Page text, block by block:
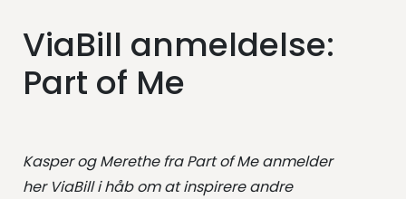
ViaBill anmeldelse:
Part of Me
Kasper og Merethe fra Part of Me anmelder
her ViaBill i håb om at inspirere andre